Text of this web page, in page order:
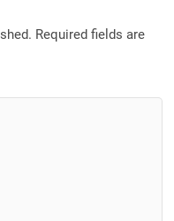
Required fields are